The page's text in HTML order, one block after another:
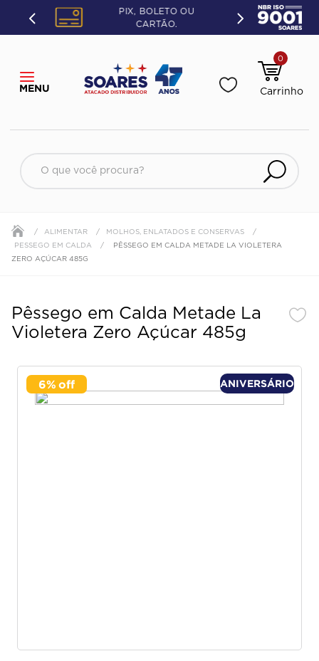
PIX, BOLETO OU
CARTÃO.
0
O que você procura?
ALIMENTAR
MOLHOS, ENLATADOS E CONSERVAS
PESSEGO EM CALDA
PÊSSEGO EM CALDA METADE LA VIOLETERA
ZERO AÇÚCAR 485G
Pêssego em Calda Metade La
Violetera Zero Açúcar 485g
ANIVERSÁRIO
6%